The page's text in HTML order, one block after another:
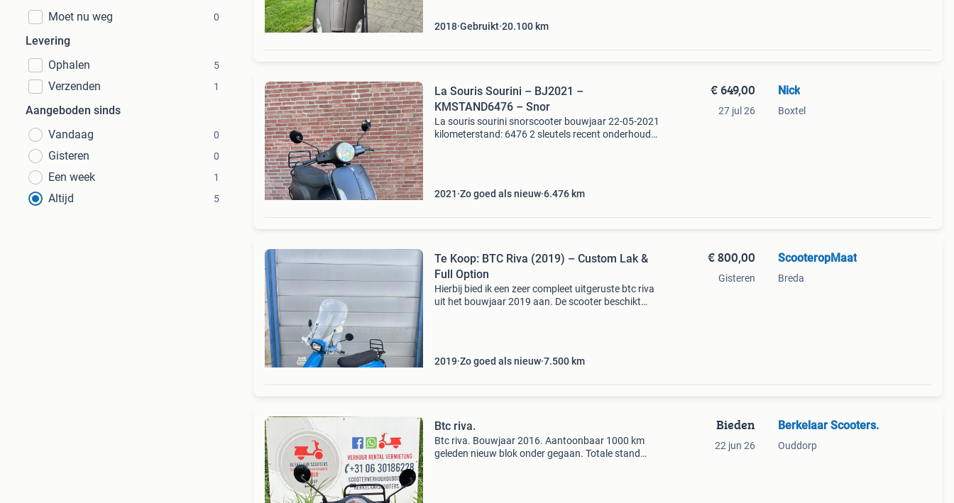
Moet nu weg
0
Levering
Ophalen
5
Verzenden 1
Aangeboden sinds
Vandaag
0
Gisteren 0
Een week 1
Altijd 5
2018 Gebruikt 20.100 km
La Souris Sourini – BJ2021 –
KMSTAND6476 – Snor
La souris sourini snorscooter bouwjaar 22-05-2021
kilometerstand: 6476 2 sleutels recent onderhoud
2021 Zo goed als nieuw 6.476 km
€ 649,00
27 jul 26
Nick
Boxtel
Te Koop: BTC Riva (2019) – Custom Lak &
Full Option
Hierbij bied ik een zeer compleet uitgeruste btc riva
uit het bouwjaar 2019 aan. De scooter beschikt
2019 Zo goed als nieuw 7.500 km
€ 800,00
Gisteren
ScooteropMaat
Breda
Btc riva.
Btc riva. Bouwjaar 2016. Aantoonbaar 1000 km
geleden nieuw blok onder gegaan. Totale stand
Bieden
22 jun 26
Berkelaar Scooters.
Ouddorp